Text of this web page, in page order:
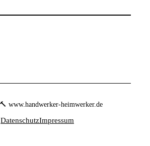
www.handwerker-heimwerker.de
DatenschutzImpressum